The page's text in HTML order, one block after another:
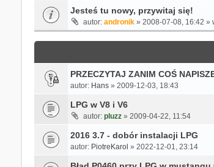
Jesteś tu nowy, przywitaj się!
autor: andronik» 2008-07-08, 16:42 »
PRZECZYTAJ ZANIM COŚ
autor: Hans» 2009-12-03, 18:43
LPG w V8 i V6
autor: pluzz» 2009-04-22, 11:54
2016 3.7 - dobór instalacji LPG
autor: PiotreKarol » 2022-12-01, 23:14